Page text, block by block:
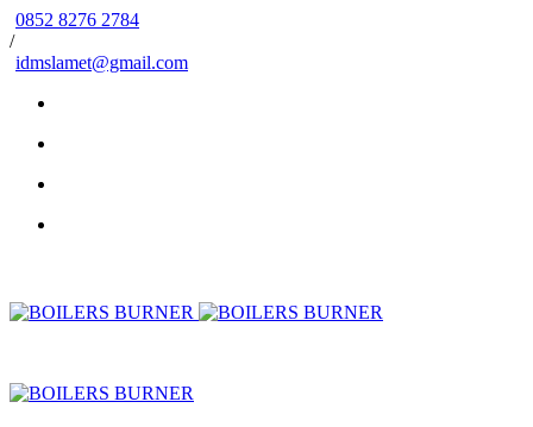
0852 8276 2784
/
idmslamet@gmail.com